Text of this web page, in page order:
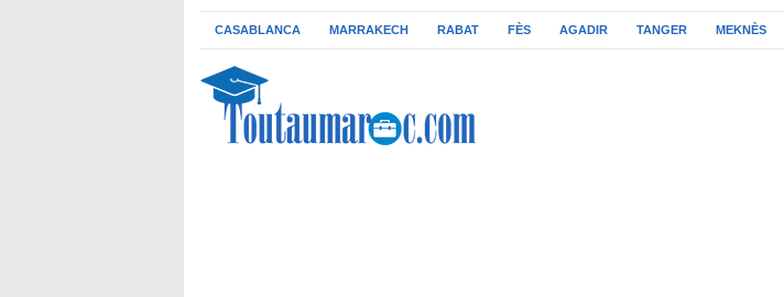
CASABLANCA MARRAKECH RABAT FÈS AGADIR TANGER MEKNÈS